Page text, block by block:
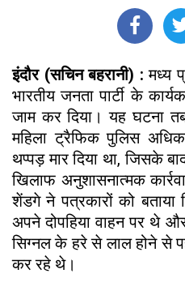
इंदौर (सचिन बहरानी) :मध्य
भारतीय जनता पार्टी के
जाम कर दिया। यह घटना
महिला ट्रैफिक पुलिस
थप्पड़ मार दिया था, जिसके
खिलाफ अनुशासनात्मक
शेंडगे ने पत्रकारों को
अपने दोपहिया वाहन पर थे
सिग्नल के हरे से लाल होने से
कर रहे थे।